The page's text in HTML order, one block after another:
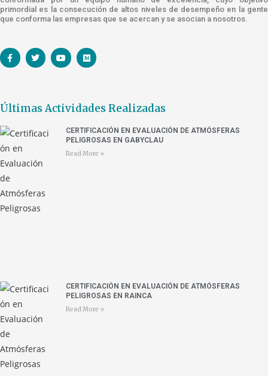
primordial es la consecución de altos niveles de desempeño en la gente
que conforma las empresas que se acercan y se asocian a nosotros.
Últimas Actividades Realizadas
CERTIFICACIÓN EN EVALUACIÓN DE ATMÓSFERAS
PELIGROSAS EN GABYCLAU
Read More »
CERTIFICACIÓN EN EVALUACIÓN DE ATMÓSFERAS
PELIGROSAS EN RAINCA
Read More »